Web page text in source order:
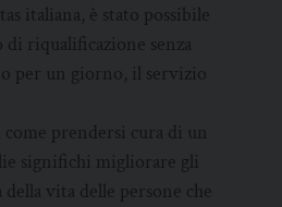
italiana, è stato possibile
riqualificazione senza
per un giorno, il servizio
prendersi cura di un
significhi migliorare gli
della vita delle persone che